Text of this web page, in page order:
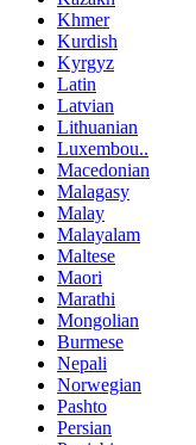
Khmer
Kurdish
Kyrgyz
Latin
Latvian
Lithuanian
Luxembou..
Macedonian
Malagasy
Malay
Malayalam
Maltese
Maori
Marathi
Mongolian
Burmese
Nepali
Norwegian
Pashto
Persian